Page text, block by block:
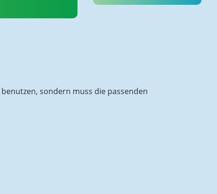
sondern muss die passenden